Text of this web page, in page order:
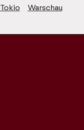
Tokio Warschau